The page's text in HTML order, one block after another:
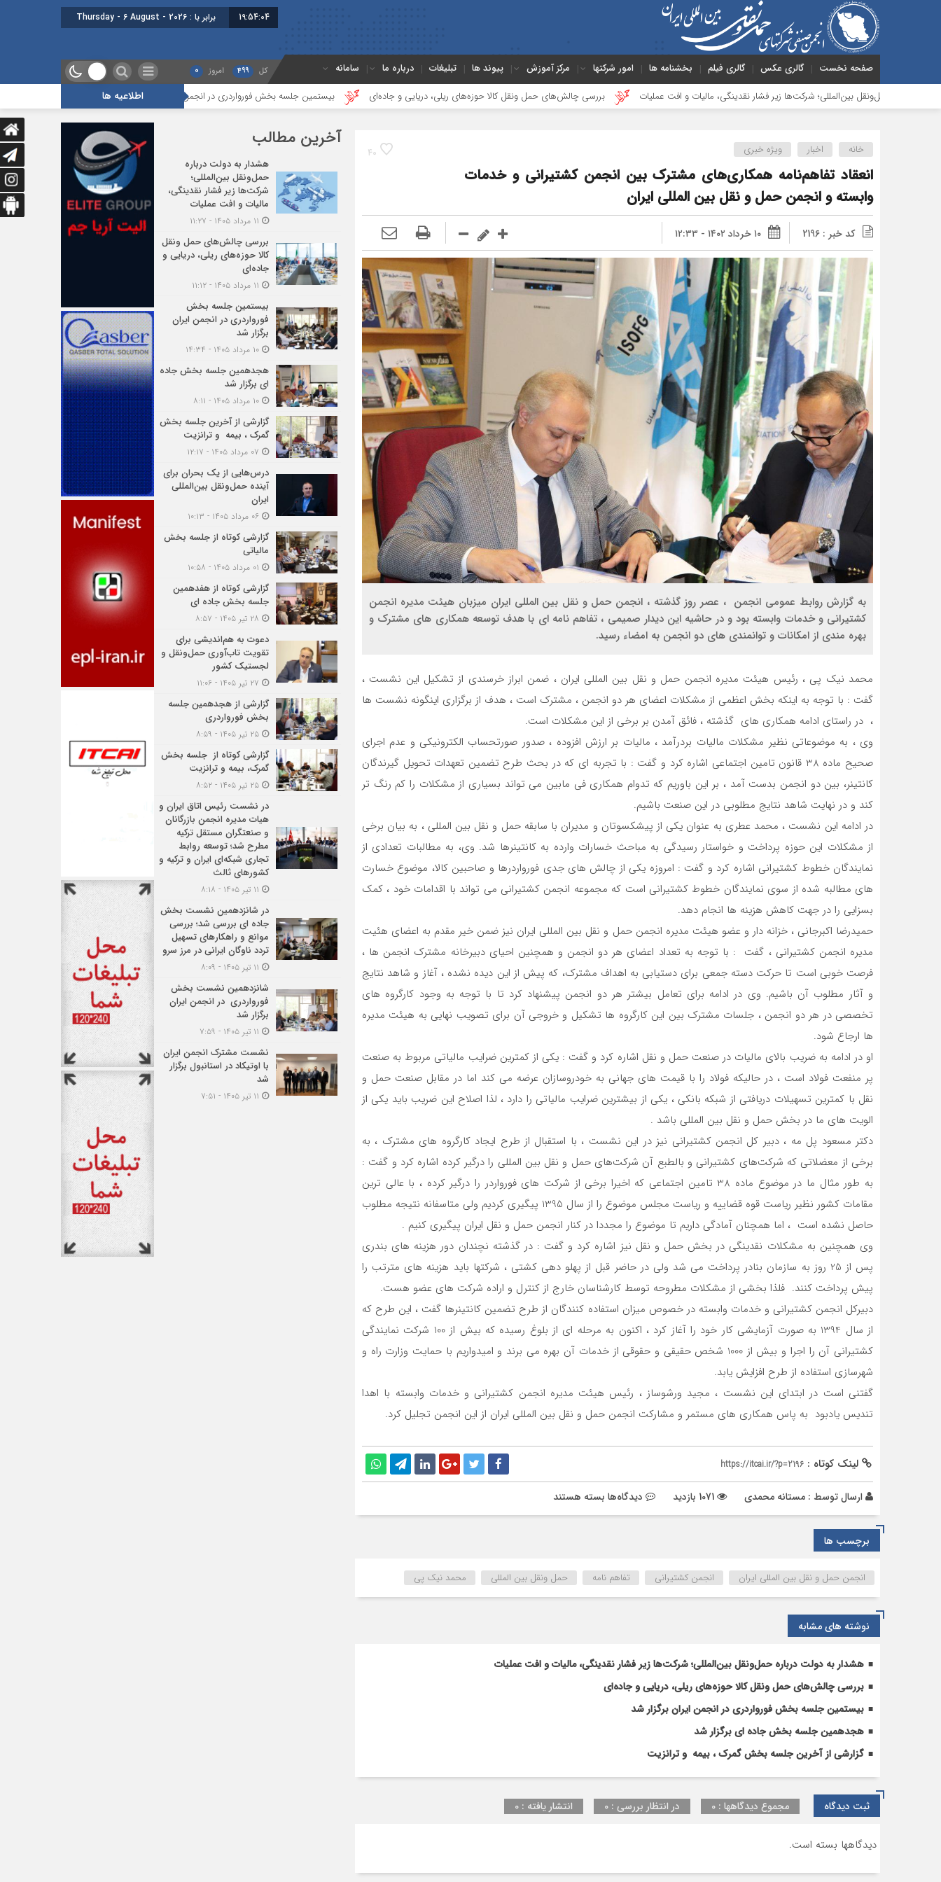
19:54:05 برابر با : Thursday - 6 August - 2026
صفحه نخست گالری عکس گالری فیلم بخشنامه ها امور شرکتها مرکز آموزش پیوند ها تبلیغات درباره ما سامانه کل 499 امروز 0
اطلاعیه ها بین‌المللی؛ شرکت‌ها زیر فشار نقدینگی، مالیات و افت عملیات بررسی چالش‌های حمل ونقل کالا حوزه‌های ریلی، دریایی و جاده‌ای بیستمین جلسه بخش فورواردری در انجمن ایران برگزار شد هجدهمین جلسه بخش جاده ای برگزار
40 خانه اخبار ویژه خبری
انعقاد تفاهم‌نامه همکاری‌های مشترک بین انجمن کشتیرانی و خدمات
وابسته و انجمن حمل و نقل بین المللی ایران
کد خبر : 2196 ۱۰ خرداد ۱۴۰۲ - ۱۲:۳۳
به گزارش روابط عمومی انجمن ، عصر روز گذشته ، انجمن حمل و نقل بین المللی ایران میزبان هیئت مدیره انجمن
کشتیرانی و خدمات وابسته بود و در حاشیه این دیدار صمیمی ، تفاهم نامه ای با هدف توسعه همکاری های مشترک و
بهره مندی از امکانات و توانمندی های دو انجمن به امضاء رسید.
محمد نیک پی ، رئیس هیئت مدیره انجمن حمل و نقل بین المللی ایران ، ضمن ابراز خرسندی از تشکیل این نشست ،
گفت : با توجه به اینکه بخش اعظمی از مشکلات اعضای هر دو انجمن ، مشترک است ، هدف از برگزاری اینگونه نشست ها
، در راستای ادامه همکاری های گذشته ، فائق آمدن بر برخی از این مشکلات است.
وی ، به موضوعاتی نظیر مشکلات مالیات بردرآمد ، مالیات بر ارزش افزوده ، صدور صورتحساب الکترونیکی و عدم اجرای
صحیح ماده 38 قانون تامین اجتماعی اشاره کرد و گفت : با تجربه ای که در بحث طرح تضمین تعهدات تحویل گیرندگان
کانتینر، بین دو انجمن بدست آمد ، بر این باوریم که تدوام همکاری فی مابین می تواند بسیاری از مشکلات را کم رنگ تر
کند و در نهایت شاهد نتایج مطلوبی در این صنعت باشیم.
در ادامه این نشست ، محمد عطری به عنوان یکی از پیشکسوتان و مدیران با سابقه حمل و نقل بین المللی ، به بیان برخی
از مشکلات این حوزه پرداخت و خواستار رسیدگی به مباحث خسارات وارده به کانتینرها شد. وی، به مطالبات تعدادی از
نمایندگان خطوط کشتیرانی اشاره کرد و گفت : امروزه یکی از چالش های جدی فورواردرها و صاحبین کالا، موضوع خسارت
های مطالبه شده از سوی نمایندگان خطوط کشتیرانی است که مجموعه انجمن کشتیرانی می تواند با اقدامات خود ، کمک
بسزایی را در جهت کاهش هزینه ها انجام دهد.
حمیدرضا اکبرجانی ، خزانه دار و عضو هیئت مدیره انجمن حمل و نقل بین المللی ایران نیز ضمن خیر مقدم به اعضای هئیت
مدیره انجمن کشتیرانی ، گفت : با توجه به تعداد اعضای هر دو انجمن و همچنین احیای دبیرخانه مشترک انجمن ها ،
فرصت خوبی است تا حرکت دسته جمعی برای دستیابی به اهداف مشترک، که پیش از این دیده نشده ، آغاز و شاهد نتایج
و آثار مطلوب آن باشیم. وی در ادامه برای تعامل بیشتر هر دو انجمن پیشنهاد کرد تا با توجه به وجود کارگروه های
تخصصی در هر دو انجمن ، جلسات مشترک بین این کارگروه ها تشکیل و خروجی آن برای تصویب نهایی به هیئت مدیره
ها ارجاع شود.
او در ادامه به ضریب بالای مالیات در صنعت حمل و نقل اشاره کرد و گفت : یکی از کمترین ضرایب مالیاتی مربوط به صنعت
پر منفعت فولاد است ، در حالیکه فولاد را با قیمت های جهانی به خودروسازان عرضه می کند اما در مقابل صنعت حمل و
نقل با کمترین تسهیلات دریافتی از شبکه بانکی ، یکی از بیشترین ضرایب مالیاتی را دارد ، لذا اصلاح این ضریب باید یکی از
الویت های ما در بخش حمل و نقل بین المللی باشد .
دکتر مسعود پل مه ، دبیر کل انجمن کشتیرانی نیز در این نشست ، با استقبال از طرح ایجاد کارگروه های مشترک ،‌ به
برخی از معضلاتی که شرکت‌های کشتیرانی و بالطبع آن شرکت‌های حمل و نقل بین المللی را درگیر کرده اشاره کرد و گفت :
به طور مثال ما در موضوع ماده 38 تامین اجتماعی که اخیرا برخی از شرکت های فورواردر را درگیر کرده ، با عالی ترین
مقامات کشور نظیر ریاست قوه قضاییه و ریاست مجلس موضوع را از سال 1395 پیگیری کردیم ولی متاسفانه نتیجه مطلوب
حاصل نشده است ، اما همچنان آمادگی داریم تا موضوع را مجددا در کنار انجمن حمل و نقل ایران پیگیری کنیم .
وی همچنین به مشکلات نقدینگی در بخش حمل و نقل نیز اشاره کرد و گفت : در گذشته نچندان دور هزینه های بندری
پس از 25 روز به سازمان بنادر پرداخت می شد ولی در حاضر قبل از پهلو دهی کشتی ، شرکتها باید هزینه های مترتب را
پیش پرداخت کنند. فلذا بخشی از مشکلات مطروحه توسط کارشناسان خارج از کنترل و اراده شرکت های عضو هست.
دبیرکل انجمن کشتیرانی و خدمات وابسته در خصوص میزان استفاده کنندگان از طرح تضمین کانتینرها گفت ، این طرح که
از سال 1394 به صورت آزمایشی کار خود را آغاز کرد ، اکنون به مرحله ای از بلوغ رسیده که بیش از 100 شرکت نمایندگی
کشتیرانی آن را اجرا و بیش از 1000 شخص حقیقی و حقوقی از خدمات آن بهره می برند و امیدواریم با حمایت وزارت راه و
شهرسازی استفاده از طرح افزایش یابد.
گفتنی است در ابتدای این نشست ، مجید ورشوساز ، رئیس هیئت مدیره انجمن کشتیرانی و خدمات وابسته با اهدا
تندیس یادبود به پاس همکاری های مستمر و مشارکت انجمن حمل و نقل بین المللی ایران از این انجمن تجلیل کرد.
لینک کوتاه : https://itcai.ir/?p=2196
ارسال توسط : مستانه محمدی دیدگاه‌ها برای
انعقاد
بین
انجمن
و
حمل
ایران
بسته هستند
برچسب ها
انجمن حمل و نقل بین المللی ایران انجمن کشتیرانی تفاهم نامه حمل ونقل بین المللی محمد نیک پی
نوشته های مشابه
هشدار به دولت درباره حمل‌ونقل بین‌المللی؛ شرکت‌ها زیر فشار نقدینگی، مالیات و افت عملیات
بررسی چالش‌های حمل ونقل کالا حوزه‌های ریلی، دریایی و جاده‌ای
بیستمین جلسه بخش فورواردری در انجمن ایران برگزار شد
هجدهمین جلسه بخش جاده ای برگزار شد
گزارشی از آخرین جلسه بخش گمرک ، بیمه و ترانزیت
ثبت دیدگاه مجموع دیدگاهها : 0 در انتظار بررسی : 0 انتشار یافته : 0
دیدگاهها بسته است.
آخرین مطالب
هشدار به دولت درباره
حمل‌ونقل بین‌المللی؛
شرکت‌ها زیر فشار نقدینگی،
مالیات و افت عملیات
بررسی چالش‌های حمل ونقل
کالا حوزه‌های ریلی، دریایی و
جاده‌ای
بیستمین جلسه بخش
فورواردری در انجمن ایران
برگزار شد
۱۰ مرداد ۱۴۰۵ - ۱۴:۳۴
هجدهمین جلسه بخش جاده
ای برگزار شد
۱۰ مرداد ۱۴۰۵ - ۸:۱۱
گزارشی از آخرین جلسه بخش
گمرک ، بیمه و ترانزیت
درس‌هایی از یک بحران برای
آینده حمل‌ونقل بین‌المللی
ایران
گزارشی کوتاه از جلسه بخش
مالیاتی
گزارشی کوتاه از هفدهمین
جلسه بخش جاده ای
دعوت به هم‌اندیشی برای
تقویت تاب‌آوری حمل‌ونقل و
لجستیک کشور
گزارشی از هجدهمین جلسه
بخش فورواردری
۲۵ تیر ۱۴۰۵ - ۸:۵۹
گزارشی کوتاه از جلسه بخش
گمرک، بیمه و ترانزیت
۲۵ تیر ۱۴۰۵ - ۸:۵۲
در نشست رئیس اتاق ایران و
هیات مدیره انجمن بازرگانان
و صنعتگران مستقل ترکیه
مطرح شد؛ توسعه روابط
تجاری شبکه‌ای ایران و ترکیه و
کشورهای ثالث
در شانزدهمین نشست بخش
جاده ای بررسی شد؛ بررسی
موانع و راهکارهای تسهیل
تردد ناوگان ایرانی در مرز سرو
شانزدهمین نشست بخش
فورواردری در انجمن ایران
برگزار شد
نشست مشترک انجمن ایران
با اوتیکاد در استانبول برگزار
شد